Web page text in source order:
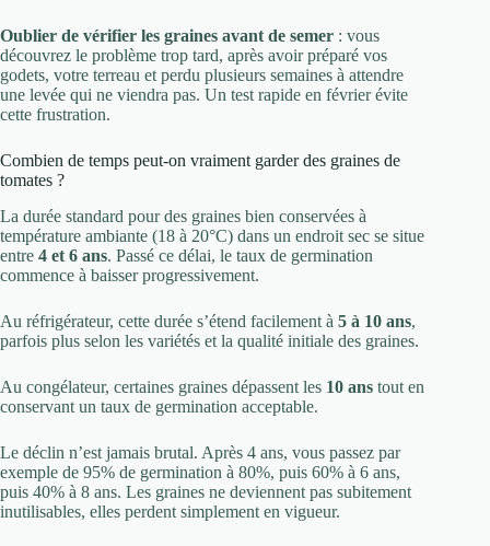
Oublier de vérifier les graines avant de semer : vous
découvrez le problème trop tard, après avoir préparé vos
godets, votre terreau et perdu plusieurs semaines à attendre
une levée qui ne viendra pas. Un test rapide en février évite
cette frustration.
Combien de temps peut-on vraiment garder des graines de
tomates ?
La durée standard pour des graines bien conservées à
température ambiante (18 à 20°C) dans un endroit sec se situe
entre 4 et 6 ans. Passé ce délai, le taux de germination
commence à baisser progressivement.
Au réfrigérateur, cette durée s’étend facilement à 5 à 10 ans,
parfois plus selon les variétés et la qualité initiale des graines.
Au congélateur, certaines graines dépassent les 10 ans tout en
conservant un taux de germination acceptable.
Le déclin n’est jamais brutal. Après 4 ans, vous passez par
exemple de 95% de germination à 80%, puis 60% à 6 ans,
puis 40% à 8 ans. Les graines ne deviennent pas subitement
inutilisables, elles perdent simplement en vigueur.